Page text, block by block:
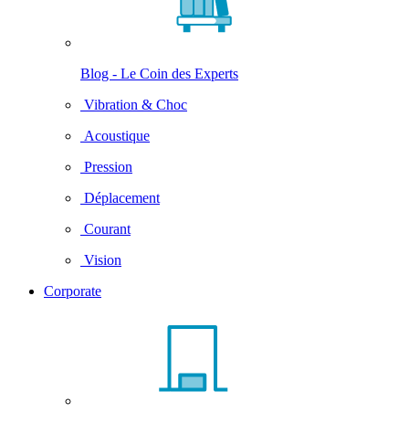
Blog - Le Coin des Experts
Vibration & Choc
Acoustique
Pression
Déplacement
Courant
Vision
Corporate